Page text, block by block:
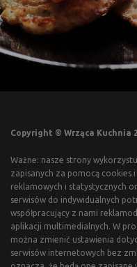
Copyright © Wrząca Kuchnia
Ważne: nasze strony
zapisanych za pomocą cookies
reklamowych i statystycznych
serwisów do indywidualnych
współpracujący z nami
aplikacji multimedialnych. W
można zmienić ustawienia
serwisów internetowych bez